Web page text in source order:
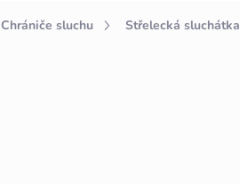
Chrániče sluchu Střelecká sluchátka